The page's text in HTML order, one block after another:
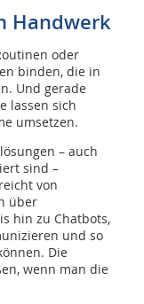
Handwerk
oder
binden, die in
Und gerade
lassen sich
umsetzen.
– auch
sind –
von
über
hin zu Chatbots,
und so
Die
wenn man die